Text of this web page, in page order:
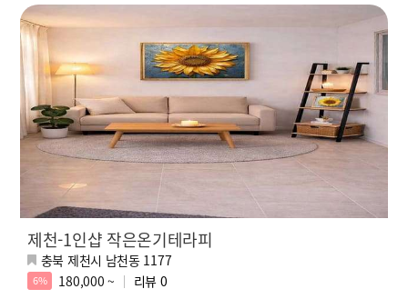
제천-1인샵 작은온기테라피
충북 제천시 남천동 1177
6% 180,000 ~ 리뷰 0